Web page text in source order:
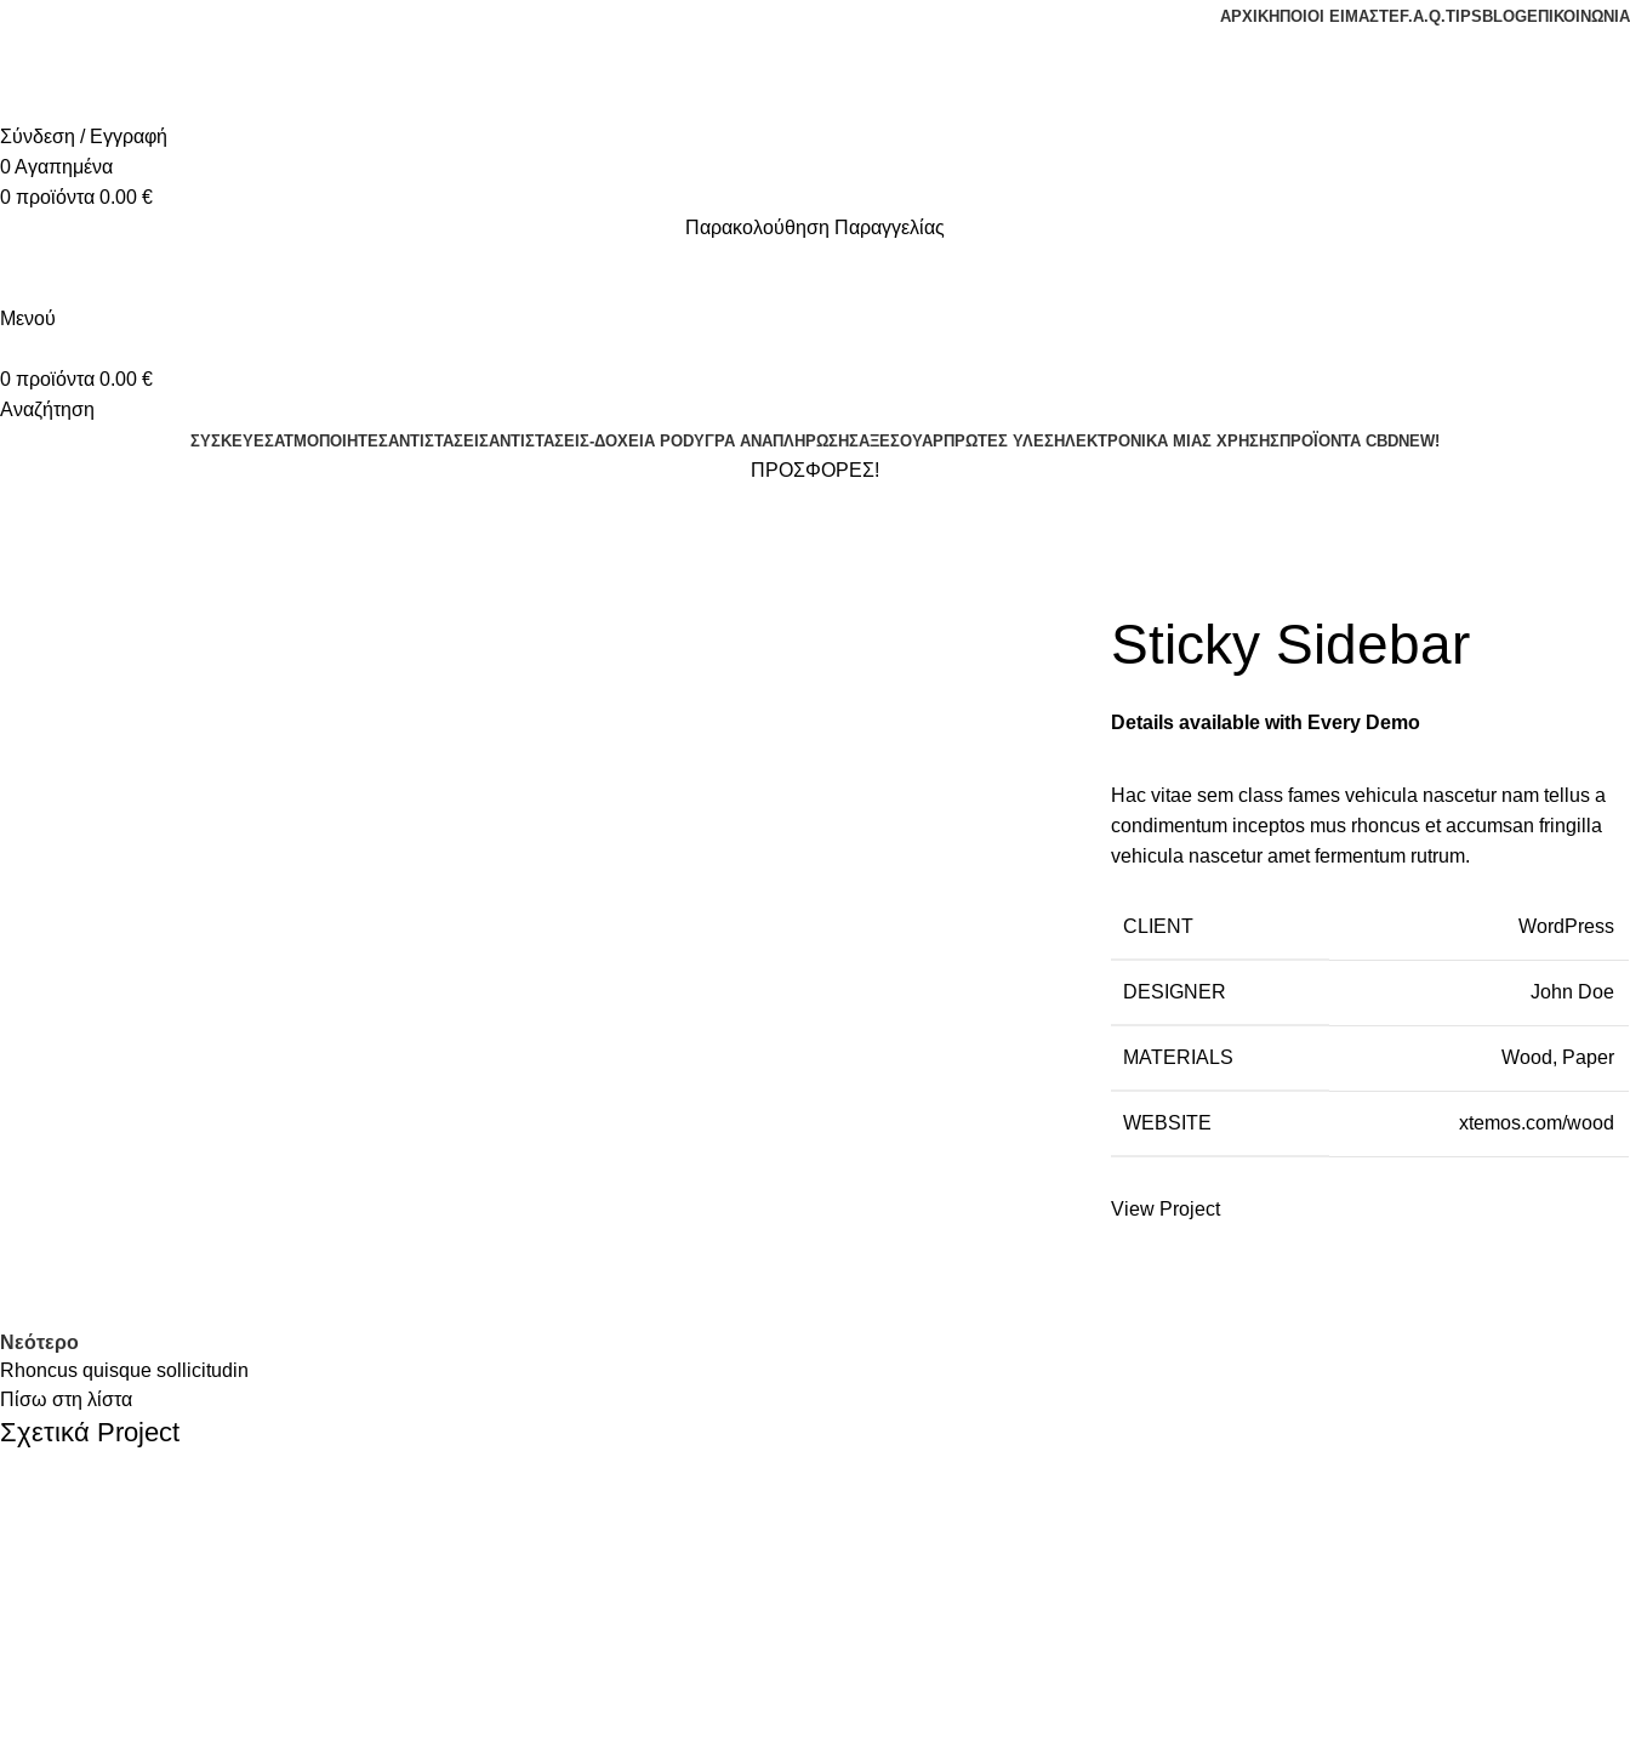
ΑΡΧΙΚΉ ΠΟΙΟΙ ΕΊΜΑΣΤΕF.A.Q.TIPS BLOGΕΠΙΚΟΙΝΩΝΊΑ
Σύνδεση / Εγγραφή
0Αγαπημένα
0 προϊόντα 0.00 €
Παρακολούθηση Παραγγελίας
Μενού
0 προϊόντα 0.00 €
Αναζήτηση
ΣΥΣΚΕΥΈΣΑΤΜΟΠΟΙΗΤΈΣΑΝΤΙΣΤΆΣΕΙΣΑΝΤΙΣΤΆΣΕΙΣ-ΔΟΧΕΊΑ PODΥΓΡΆ ΑΝΑΠΛΉΡΩΣΗΣΑΞΕΣΟΥΆΡΠΡΏΤΕΣ ΎΛΕΣΗΛΕΚΤΡΟΝΙΚΆ ΜΙΑΣ ΧΡΉΣΗΣΠΡΟΪΌΝΤΑ CBDNEW!
ΠΡΟΣΦΟΡΕΣ!
Sticky Sidebar
Details available with Every Demo
Hac vitae sem class fames vehicula nascetur nam tellus a
condimentum inceptos mus rhoncus et accumsan fringilla
vehicula nascetur amet fermentum rutrum.
CLIENT WordPress
DESIGNER John Doe
MATERIALS Wood, Paper
WEBSITE xtemos.com/wood
View Project
Νεότερο
Rhoncus quisque sollicitudin
Πίσω στη λίστα
Σχετικά Project